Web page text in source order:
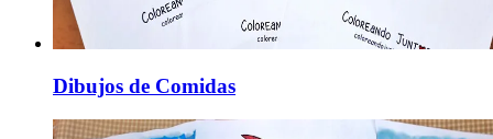
Dibujos de Comidas